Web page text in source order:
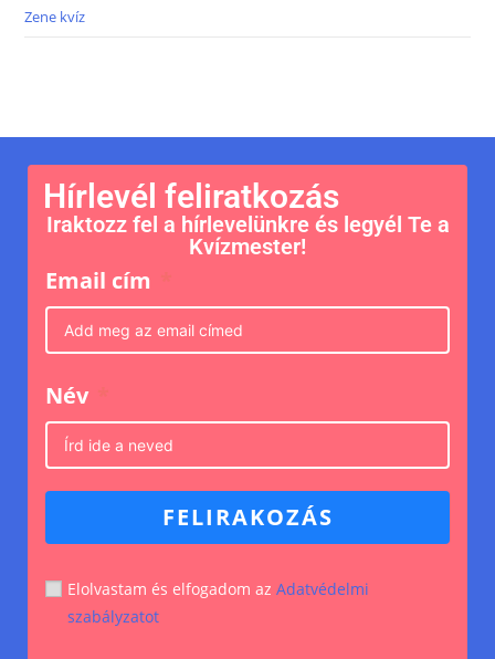
Zene kvíz
Hírlevél feliratkozás
Iraktozz fel a hírlevelünkre és legyél Te a
Kvízmester!
Email cím
Név
FELIRAKOZÁS
Elolvastam és elfogadom az Adatvédelmi
szabályzatot